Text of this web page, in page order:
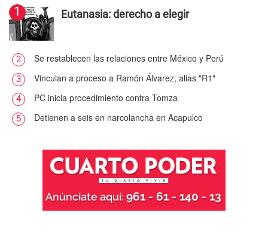
1 Eutanasia: derecho a elegir
2 Se restablecen las relaciones entre México y Perú
3 Vinculan a proceso a Ramón Álvarez, alias "R1"
4 PC inicia procedimiento contra Tomza
5 Detienen a seis en narcolancha en Acapulco